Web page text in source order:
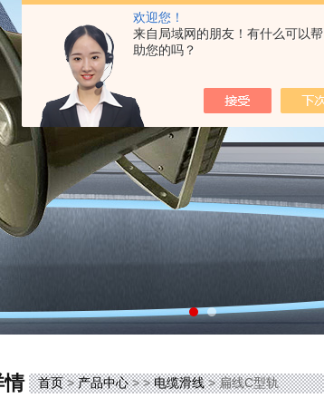
欢迎您！
来自局域网的朋友！有什么可以帮
助您的吗？
情 首页>产品中心> >电缆滑线> 扁线C型轨